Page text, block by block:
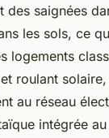
des saignées
les sols, ce
logements
roulant
au réseau
intégrée